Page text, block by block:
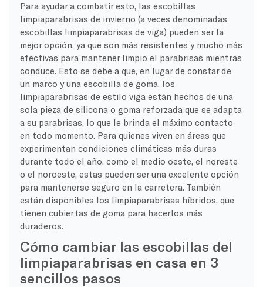
Para ayudar a combatir esto, las escobillas
limpiaparabrisas de invierno (a veces denominadas
escobillas limpiaparabrisas de viga) pueden ser la
mejor opción, ya que son más resistentes y mucho más
efectivas para mantener limpio el parabrisas mientras
conduce. Esto se debe a que, en lugar de constar de
un marco y una escobilla de goma, los
limpiaparabrisas de estilo viga están hechos de una
sola pieza de silicona o goma reforzada que se adapta
a su parabrisas, lo que le brinda el máximo contacto
en todo momento. Para quienes viven en áreas que
experimentan condiciones climáticas más duras
durante todo el año, como el medio oeste, el noreste
o el noroeste, estas pueden ser una excelente opción
para mantenerse seguro en la carretera. También
están disponibles los limpiaparabrisas híbridos, que
tienen cubiertas de goma para hacerlos más
duraderos.
Cómo cambiar las escobillas del
limpiaparabrisas en casa en 3
sencillos pasos